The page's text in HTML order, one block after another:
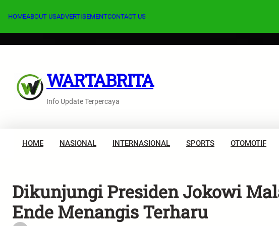
HOMEABOUT USADVERTISEMENTCONTACT US
WARTABRITA
Info Update Terpercaya
HOME NASIONAL INTERNASIONAL SPORTS OTOMOTIF
Dikunjungi Presiden Jokowi
Ende Menangis Terharu